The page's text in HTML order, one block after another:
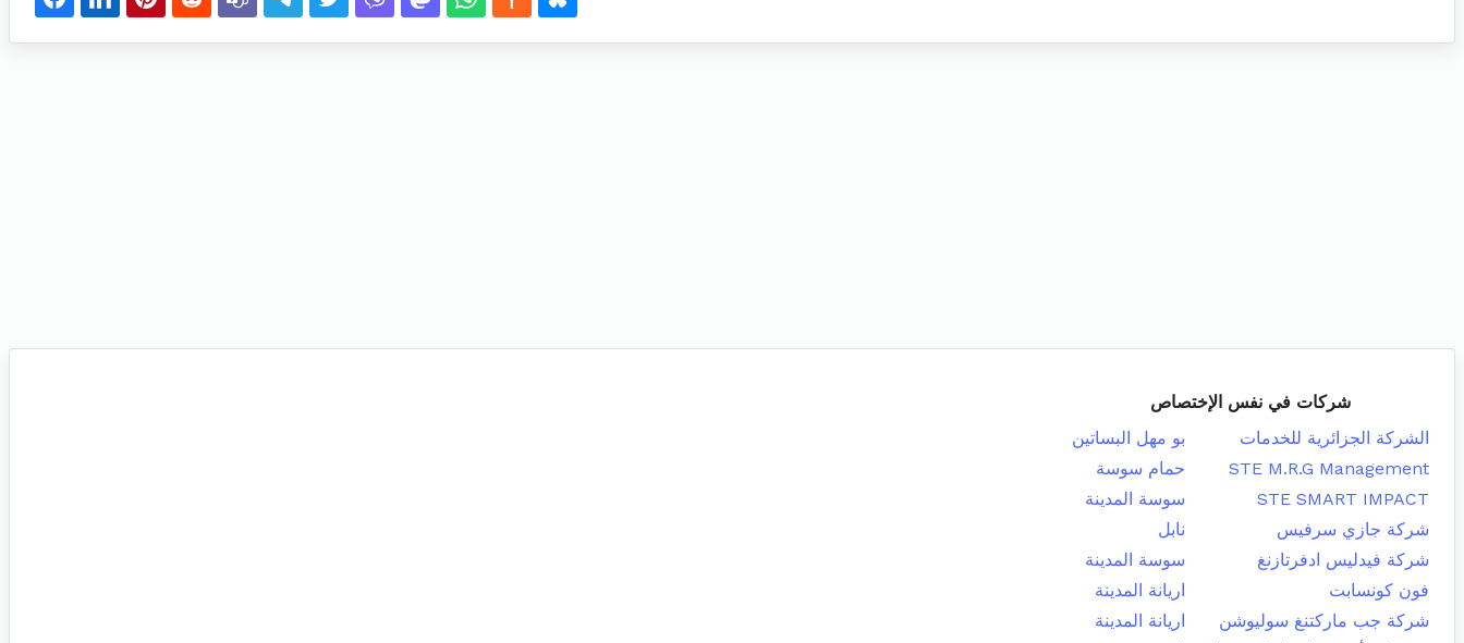
شركات في نفس الإختصاص
الشركة الجزائرية للخدمات
بو مهل البساتين
STE M.R.G Management
حمام سوسة
STE SMART IMPACT
سوسة المدينة
شركة جازي سرفيس
نابل
شركة فيدليس ادفرتازنغ
سوسة المدينة
فون كونسابت
اريانة المدينة
شركة جب ماركتنغ سوليوشن
اريانة المدينة